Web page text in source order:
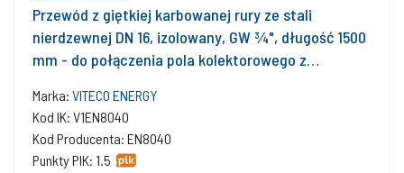
Przewód z giętkiej karbowanej rury ze stali
nierdzewnej DN 16, izolowany, GW ¾", długość 1500
mm - do połączenia pola kolektorowego z
Marka: VITECO ENERGY
Kod IK: V1EN8040
Kod Producenta: EN8040
Punkty PIK: 1.5